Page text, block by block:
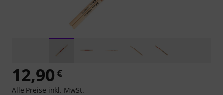
12,90€
Alle Preise inkl. MwSt.